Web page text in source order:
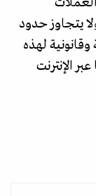
يتجاوز حدود
لهذه
الإنترنت